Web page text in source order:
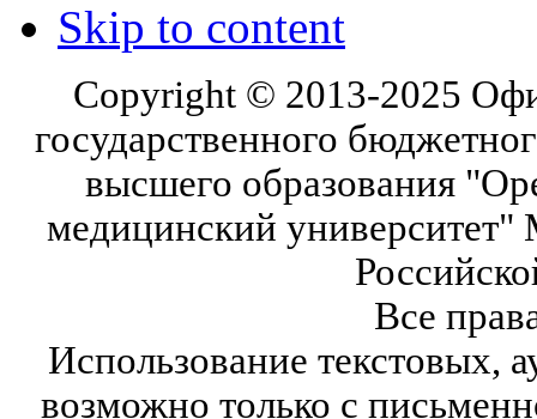
Skip to content
Copyright © 2013-2025
государственного
высшего образования
медицинский университет"
Все
Использование текстовых,
возможно только с